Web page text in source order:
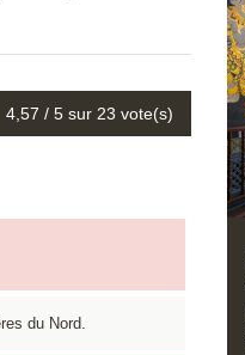
4,57 / 5 sur 23 vote(s)
du Nord.